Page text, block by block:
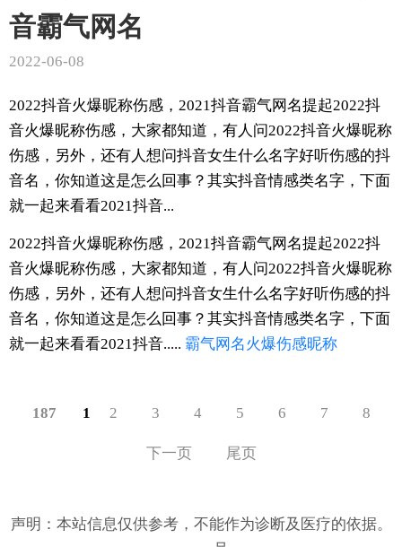
音霸气网名
2022-06-08
2022抖音火爆昵称伤感，2021抖音霸气网名提起2022抖
音火爆昵称伤感，大家都知道，有人问2022抖音火爆昵称
伤感，另外，还有人想问抖音女生什么名字好听伤感的抖
音名，你知道这是怎么回事？其实抖音情感类名字，下面
就一起来看看2021抖音...
2022抖音火爆昵称伤感，2021抖音霸气网名提起2022抖
音火爆昵称伤感，大家都知道，有人问2022抖音火爆昵称
伤感，另外，还有人想问抖音女生什么名字好听伤感的抖
音名，你知道这是怎么回事？其实抖音情感类名字，下面
就一起来看看2021抖音..... 霸气网名火爆伤感昵称
187 1 2 3 4 5 6 7 8
下一页 尾页
声明：本站信息仅供参考，不能作为诊断及医疗的依据。